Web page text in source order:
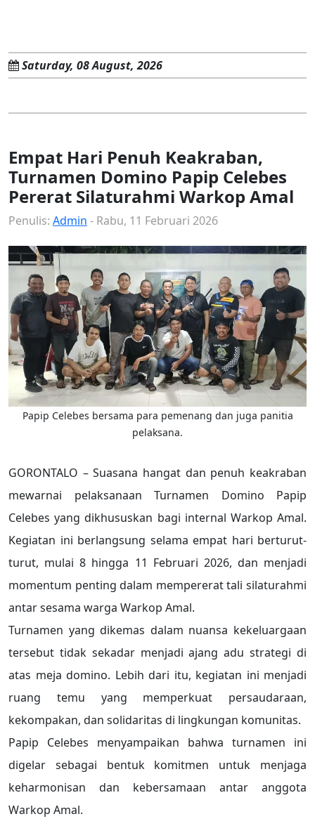
Saturday, 08 August, 2026
Empat Hari Penuh Keakraban,
Turnamen Domino Papip Celebes
Pererat Silaturahmi Warkop Amal
Penulis: Admin - Rabu, 11 Februari 2026
Papip Celebes bersama para pemenang dan juga panitia
pelaksana.
GORONTALO – Suasana hangat dan penuh keakraban
mewarnai pelaksanaan Turnamen Domino Papip
Celebes yang dikhususkan bagi internal Warkop Amal.
Kegiatan ini berlangsung selama empat hari berturut-
turut, mulai 8 hingga 11 Februari 2026, dan menjadi
momentum penting dalam mempererat tali silaturahmi
antar sesama warga Warkop Amal.
Turnamen yang dikemas dalam nuansa kekeluargaan
tersebut tidak sekadar menjadi ajang adu strategi di
atas meja domino. Lebih dari itu, kegiatan ini menjadi
ruang temu yang memperkuat persaudaraan,
kekompakan, dan solidaritas di lingkungan komunitas.
Papip Celebes menyampaikan bahwa turnamen ini
digelar sebagai bentuk komitmen untuk menjaga
keharmonisan dan kebersamaan antar anggota
Warkop Amal.